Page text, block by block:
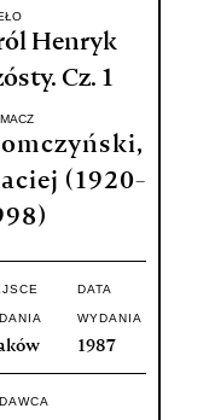
Henryk
Cz. 1
(1920-
DATA
WYDANIA
1987